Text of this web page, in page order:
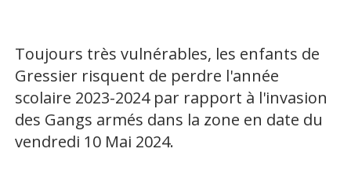
Toujours très vulnérables, les enfants de
Gressier risquent de perdre l'année
scolaire 2023-2024 par rapport à l'invasion
des Gangs armés dans la zone en date du
vendredi 10 Mai 2024.